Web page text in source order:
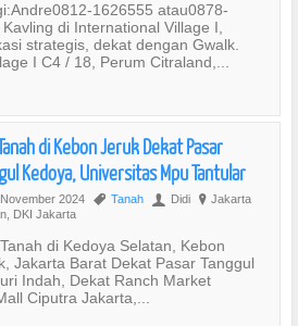
1626555 atau0878-
di International Village I,
strategis, dekat dengan Gwalk.
I C4 / 18, Perum Citraland,...
di Kebon Jeruk Dekat Pasar
Kedoya, Universitas Mpu Tantular
2024 , Tanah U Didi ? Jakarta
DKI Jakarta
di Kedoya Selatan, Kebon
Jakarta Barat Dekat Pasar Tanggul
Indah, Dekat Ranch Market
Ciputra Jakarta,...